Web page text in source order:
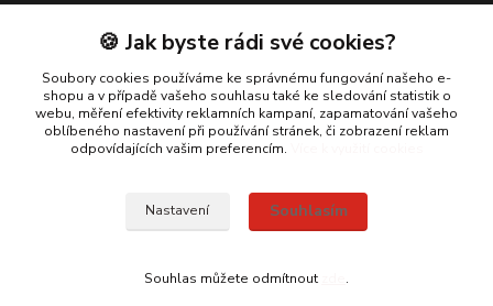
+420 774 198 598
(Po-Pá, 9-16 hod.)
info@vampiric.cz
© 2025 Všechna práva vyhrazena
🍪 Jak byste rádi své cookies?
Soubory cookies používáme ke správnému fungování našeho e-
shopu a v případě vašeho souhlasu také ke sledování statistik o
webu, měření efektivity reklamních kampaní, zapamatování vašeho
oblíbeného nastavení při používání stránek, či zobrazení reklam
odpovídajících vašim preferencím.
Nastavení Souhlasím
Souhlas můžete odmítnout .